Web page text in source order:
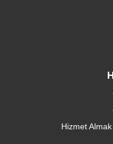
Hizmet